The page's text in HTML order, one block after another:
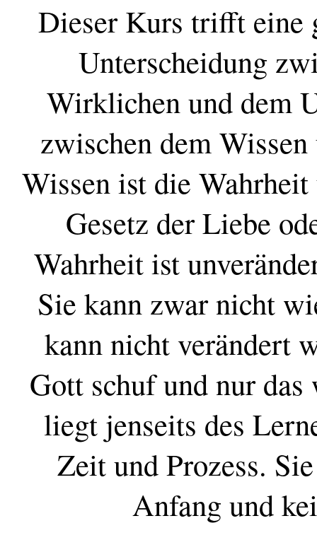
Dieser Kurs trifft eine
Unterscheidung
Wirklichen und dem
zwischen dem
Wissen ist die
Gesetz der Liebe
Wahrheit ist
Sie kann zwar nicht
kann nicht verändert
Gott schuf und nur
liegt jenseits des
Zeit und Prozess.
Anfang und